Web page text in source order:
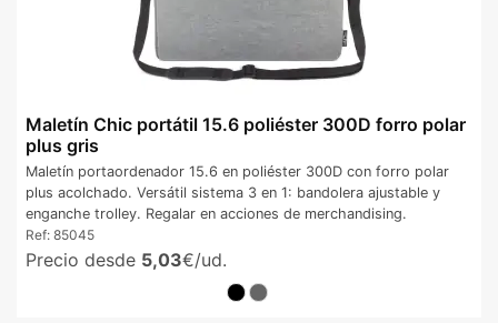
Maletín Chic portátil 15.6 poliéster 300D forro polar
plus gris
Maletín portaordenador 15.6 en poliéster 300D con forro polar
plus acolchado. Versátil sistema 3 en 1: bandolera ajustable y
enganche trolley. Regalar en acciones de merchandising.
Ref: 85045
Precio desde 5,03€/ud.